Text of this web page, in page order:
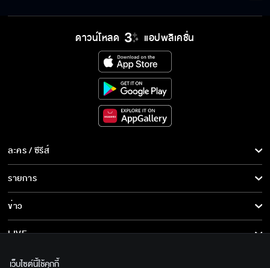
ดาวน์โหลด แอปพลิเคชั่น
ละคร / ซีรีส์
ละคร/ซีรีส์
ซีรีส์นานาชาติ
การ์ตูน & เกม
รายการ
รายการทั้งหมด
ข่าว
ข่าวทั้งหมด
LIVE
เกี่ยวกับเรา
เว็บไซต์นี้ใช้คุกกี้